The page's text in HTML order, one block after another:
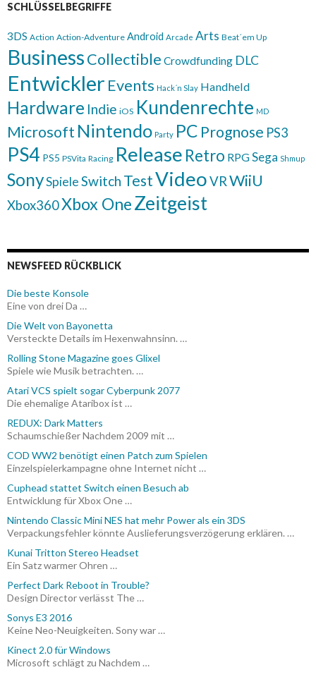
SCHLÜSSELBEGRIFFE
3DS Action Action-Adventure Android Arcade Arts Beat´em Up
BusinessCollectible Crowdfunding DLC
Entwickler Events Hack´n Slay Handheld
Hardware Indie iOS Kundenrechte MD
Microsoft Nintendo Party PC Prognose PS3
PS4 PS5 PSVita Racing Release Retro RPGSega Shmup
SonySpieleSwitch TestVideoVRWiiU
Xbox360Xbox OneZeitgeist
NEWSFEED RÜCKBLICK
Die beste Konsole
Eine von drei Da …
Die Welt von Bayonetta
Versteckte Details im Hexenwahnsinn. …
Rolling Stone Magazine goes Glixel
Spiele wie Musik betrachten. …
Atari VCS spielt sogar Cyberpunk 2077
Die ehemalige Ataribox ist …
REDUX: Dark Matters
Schaumschießer Nachdem 2009 mit …
COD WW2 benötigt einen Patch zum Spielen
Einzelspielerkampagne ohne Internet nicht …
Cuphead stattet Switch einen Besuch ab
Entwicklung für Xbox One …
Nintendo Classic Mini NES hat mehr Power als ein 3DS
Verpackungsfehler könnte Auslieferungsverzögerung erklären. …
Kunai Tritton Stereo Headset
Ein Satz warmer Ohren …
Perfect Dark Reboot in Trouble?
Design Director verlässt The …
Sonys E3 2016
Keine Neo-Neuigkeiten. Sony war …
Kinect 2.0 für Windows
Microsoft schlägt zu Nachdem …